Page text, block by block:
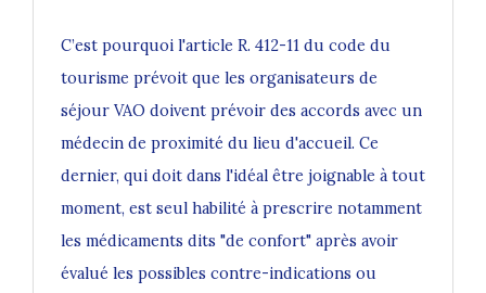
C’est pourquoi l'article R. 412-11 du code du
tourisme prévoit que les organisateurs de
séjour VAO doivent prévoir des accords avec un
médecin de proximité du lieu d'accueil. Ce
dernier, qui doit dans l'idéal être joignable à tout
moment, est seul habilité à prescrire notamment
les médicaments dits "de confort" après avoir
évalué les possibles contre-indications ou